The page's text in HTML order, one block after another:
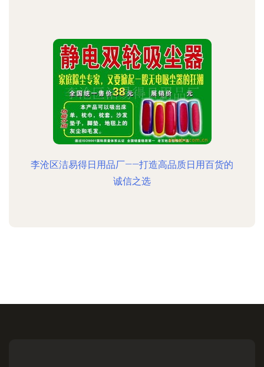
李沧区洁易得日用品厂——打造高品质日用百货的
诚信之选